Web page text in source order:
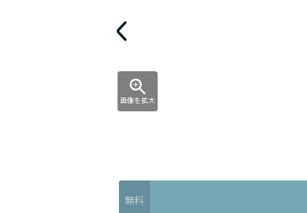
画像を拡大
無料